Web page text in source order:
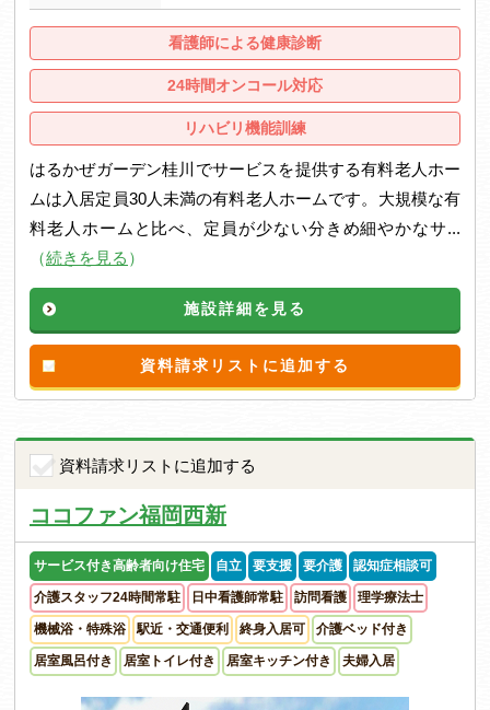
看護師による健康診断
24時間オンコール対応
リハビリ機能訓練
はるかぜガーデン桂川でサービスを提供する有料老人ホー
ムは入居定員30人未満の有料老人ホームです。大規模な有
料老人ホームと比べ、定員が少ない分きめ細やかなサ...
（続きを見る ）
施設詳細を見る
資料請求リストに追加する
資料請求リストに追加する
ココファン福岡西新
サービス付き高齢者向け住宅 自立 要支援 要介護 認知症相談可
介護スタッフ24時間常駐 日中看護師常駐 訪問看護 理学療法士
機械浴・特殊浴 駅近・交通便利 終身入居可 介護ベッド付き
居室風呂付き 居室トイレ付き 居室キッチン付き 夫婦入居